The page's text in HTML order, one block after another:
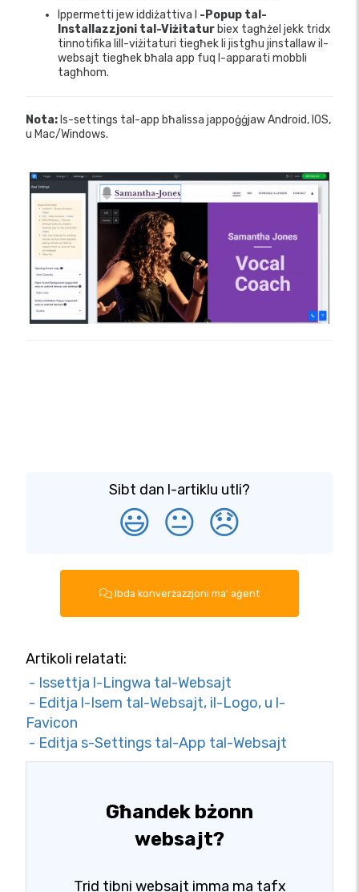
Ippermetti jew iddiżattiva l -Popup tal-
Installazzjoni tal-Viżitatur biex tagħżel jekk tridx
tinnotifika lill-viżitaturi tiegħek li jistgħu jinstallaw il-
websajt tiegħek bħala app fuq l-apparati mobbli
tagħhom.
Nota: Is-settings tal-app bħalissa jappoġġjaw Android, IOS,
u Mac/Windows.
Sibt dan l-artiklu utli?
😃 😐 😞
Ibda konverżazzjoni ma' aġent
Artikoli relatati:
- Issettja l-Lingwa tal-Websajt
- Editja l-Isem tal-Websajt, il-Logo, u l-
Favicon
- Editja s-Settings tal-App tal-Websajt
Għandek bżonn
websajt?
Trid tibni websajt imma ma tafx